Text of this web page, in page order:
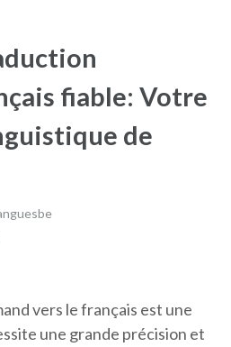
fiable: Votre
de
vers le français est une
une grande précision et